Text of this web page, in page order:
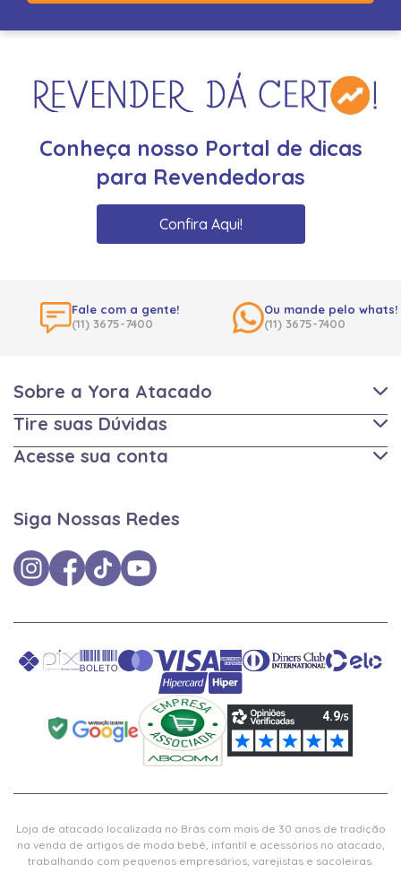
Conheça nosso Portal de dicas
para Revendedoras
Confira Aqui!
Fale com a gente!
(11) 3675-7400
Ou mande pelo whats!
(11) 3675-7400
Sobre a Yora Atacado
Tire suas Dúvidas
Acesse sua conta
Siga Nossas Redes
Loja de atacado localizada no Brás com mais de 30 anos de tradição
na venda de artigos de moda bebê, infantil e acessórios no atacado,
trabalhando com pequenos empresários, varejistas e sacoleiras.